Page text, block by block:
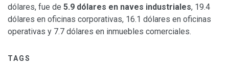
dólares, fue de 5.9 dólares en naves industriales, 19.4
dólares en oficinas corporativas, 16.1 dólares en oficinas
operativas y 7.7 dólares en inmuebles comerciales.
TAGS